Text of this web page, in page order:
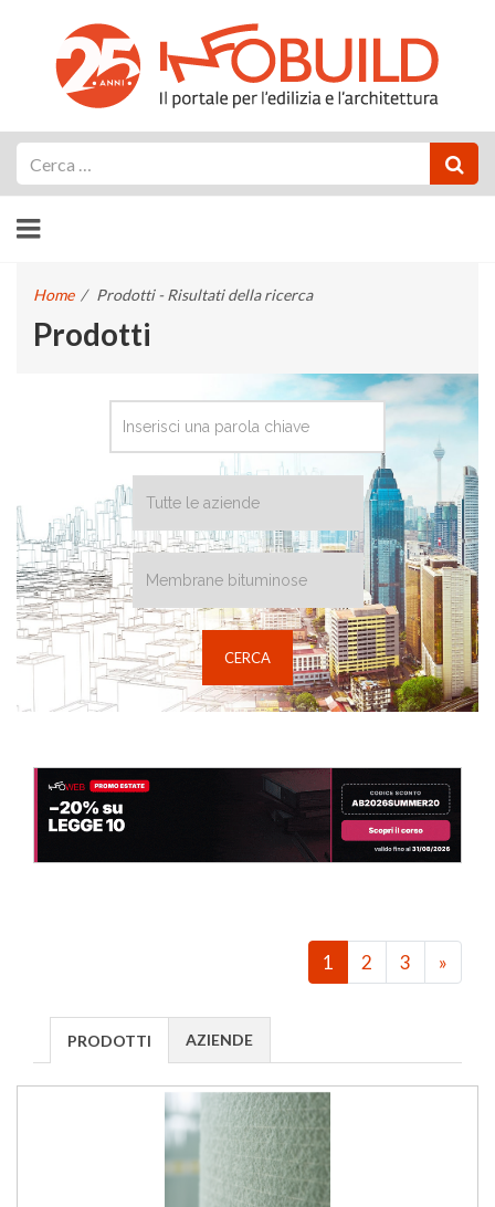
Home / Prodotti - Risultati della ricerca
Prodotti
1 2 3 »
PRODOTTI AZIENDE